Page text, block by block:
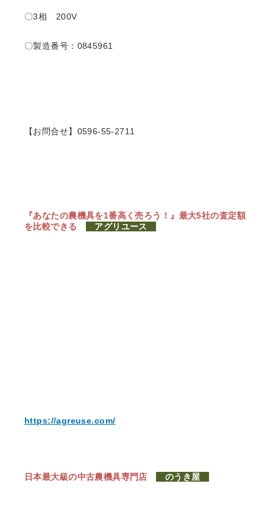
〇3相 200V
〇製造番号：0845961
【お問合せ】0596-55-2711
『あなたの農機具を1番高く売ろう！』 最大5社の査定額
を比較できる
アグリユース
https://agreuse.com/
日本最大級の中古農機具専門店 のうき屋